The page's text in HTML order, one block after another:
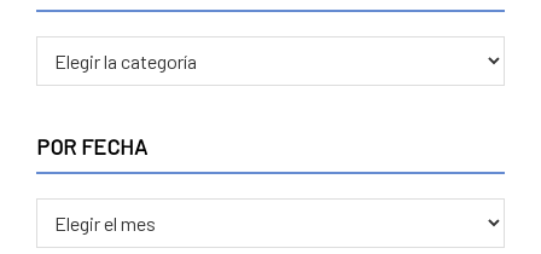
POR FECHA